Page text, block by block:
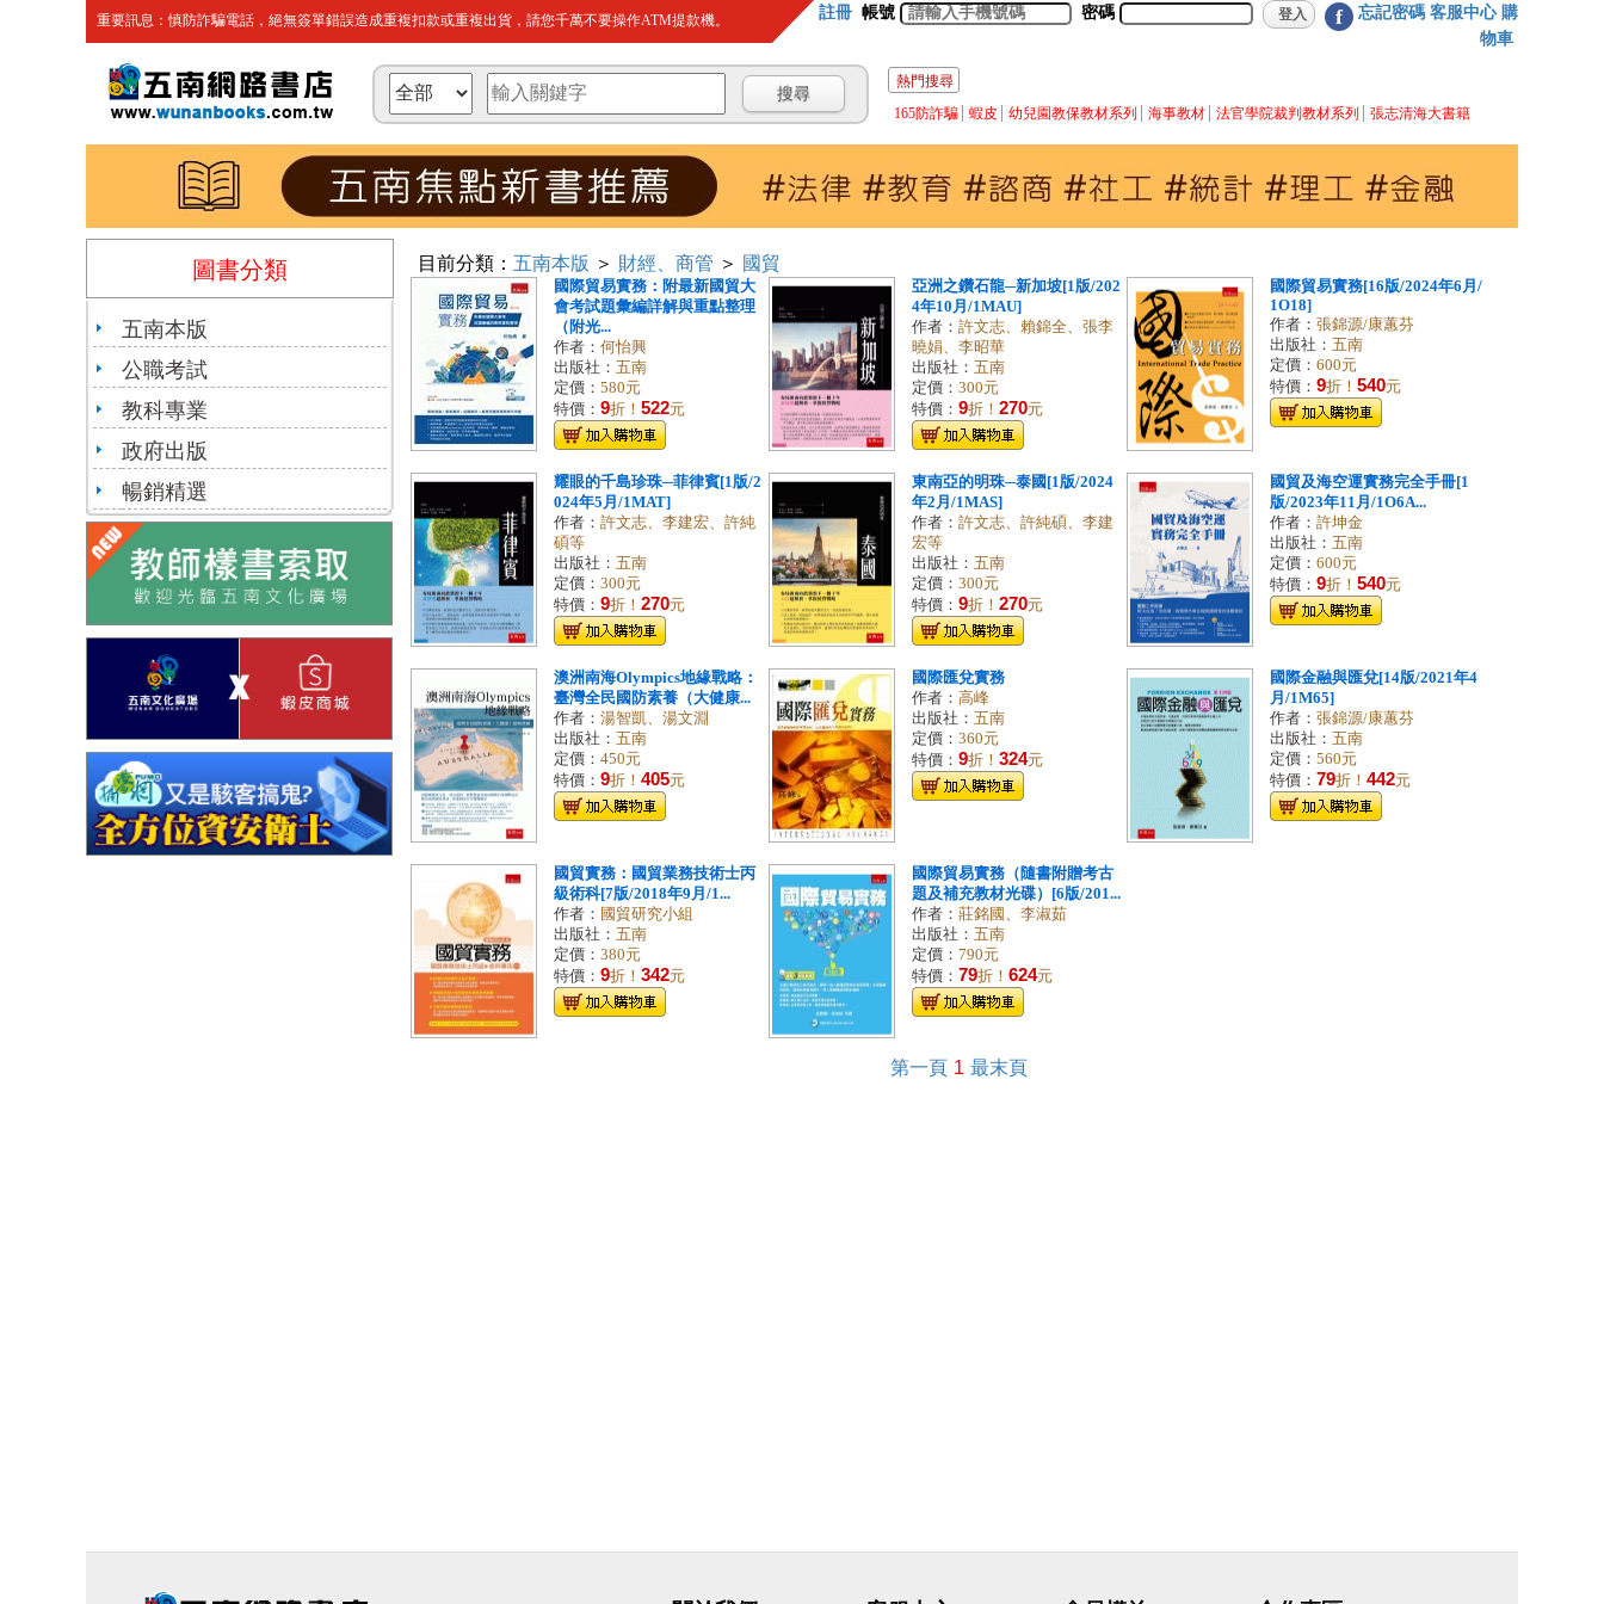
重要訊息：慎防詐騙電話，絕無簽單錯誤造成重複扣款或重複出貨，請您千萬不要操作ATM提款機。 註冊 帳號 密碼 f 忘記密碼 客服中心 購
物車
熱門搜尋
165防詐騙
蝦皮 幼兒園教保教材系列 海事教材 法官學院裁判教材系列 張志清海大書籍
圖書分類
五南本版
公職考試
教科專業
政府出版
暢銷精選
目前分類： 五南本版 ＞ 財經、商管 ＞ 國貿
國際貿易實務：附最新國貿大
會考試題彙編詳解與重點整理
（附光...
作者： 何怡興
出版社： 五南
定價： 580元
特價： 9折！ 522元
亞洲之鑽石龍─新加坡[1版/202
4年10月/1MAU]
作者： 許文志、賴錦全、張李
曉娟、李昭華
出版社： 五南
定價： 300元
特價： 9折！ 270元
國際貿易實務[16版/2024年6月/
1O18]
作者： 張錦源/康蕙芬
出版社： 五南
定價： 600元
特價： 9折！ 540元
耀眼的千島珍珠─菲律賓[1版/2
024年5月/1MAT]
作者： 許文志、李建宏、許純
碩等
出版社： 五南
定價： 300元
特價： 9折！ 270元
東南亞的明珠─泰國[1版/2024
年2月/1MAS]
作者： 許文志、許純碩、李建
宏等
出版社： 五南
定價： 300元
特價： 9折！ 270元
國貿及海空運實務完全手冊[1
版/2023年11月/1O6A...
作者： 許坤金
出版社： 五南
定價： 600元
特價： 9折！ 540元
澳洲南海Olympics地緣戰略：
臺灣全民國防素養（大健康...
作者： 湯智凱、湯文淵
出版社： 五南
定價： 450元
特價： 9折！ 405元
國際匯兌實務
作者： 高峰
出版社： 五南
定價： 360元
特價： 9折！ 324元
國際金融與匯兌[14版/2021年4
月/1M65]
作者： 張錦源/康蕙芬
出版社： 五南
定價： 560元
特價： 79折！ 442元
國貿實務：國貿業務技術士丙
級術科[7版/2018年9月/1...
作者： 國貿研究小組
出版社： 五南
定價： 380元
特價： 9折！ 342元
國際貿易實務（隨書附贈考古
題及補充教材光碟）[6版/201...
作者： 莊銘國、李淑茹
出版社： 五南
定價： 790元
特價： 79折！ 624元
第一頁 1 最末頁